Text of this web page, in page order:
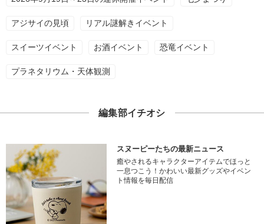
アジサイの見頃 リアル謎解きイベント
スイーツイベント お酒イベント 恐竜イベント
プラネタリウム・天体観測
編集部イチオシ
スヌーピーたちの最新ニュース
癒やされるキャラクターアイテムでほっと
一息つこう！かわいい最新グッズやイベン
ト情報を毎日配信